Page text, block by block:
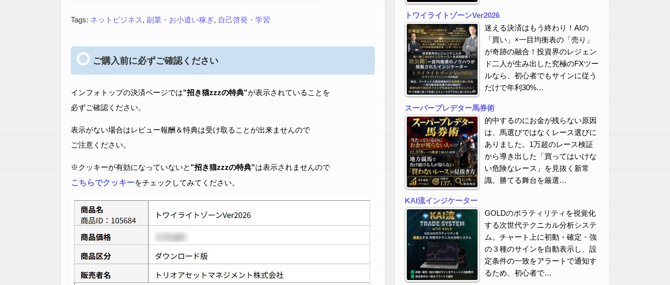
Tags: ネットビジネス, 副業・お小遣い稼ぎ, 自己啓発・学習
ご購入前に必ずご確認ください
インフォトップの決済ページでは”招き猫zzzの特典”が表示されていることを
必ずご確認ください。
表示がない場合はレビュー報酬＆特典は受け取ることが出来ませんので
ご注意ください。
※クッキーが有効になっていないと ”招き猫zzzの特典”は表示されませんので
こちらでクッキーをチェックしてみてください。
トワイライトゾーンVer2026
迷える決済はもう終わり！AIの
「買い」×一目均衡表の「売り」
が奇跡の融合！投資界のレジェン
ド二人が生み出した究極のFXツー
ルなら、初心者でもサインに従う
だけで年利30%…
スーパープレデター馬券術
的中するのにお金が残らない原因
は、馬選びではなくレース選びに
ありました。1万超のレース検証
から導き出した「買ってはいけな
い危険なレース」を見抜く新常
識。勝てる舞台を厳選…
KAI流インジケーター
GOLDのボラティリティを視覚化
する次世代テクニカル分析システ
ム。チャート上に初動・確定・強
の３種のサインを自動表示し、設
定条件の一致をアラートで通知す
るため、初心者で…